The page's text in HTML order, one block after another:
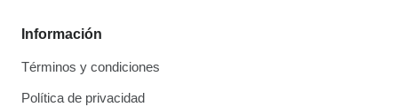
Información
Términos y condiciones
Política de privacidad